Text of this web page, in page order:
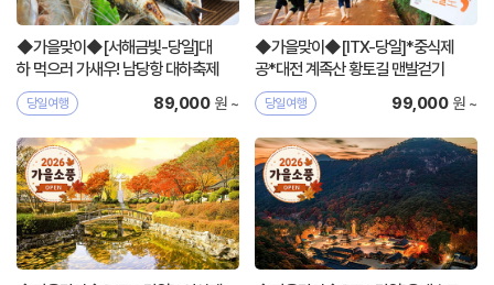
◆가을맞이◆[서해금빛-당일]대
하 먹으러 가새우! 남당항 대하축제
+예산시장
당일여행 89,000원 ~
◆가을맞이◆[ITX-당일]*중식제
공*대전 계족산 황토길 맨발걷기
+국립세종수목원
당일여행 99,000원 ~